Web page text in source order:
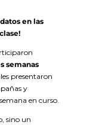
en las
semanas
presentaron
y
en curso.
sino un